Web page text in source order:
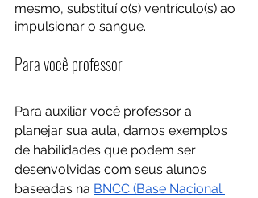
mesmo, substituí o(s) ventrículo(s) ao
impulsionar o sangue.
Para você professor
Para auxiliar você professor a
planejar sua aula, damos exemplos
de habilidades que podem ser
desenvolvidas com seus alunos
baseadas na BNCC (Base Nacional